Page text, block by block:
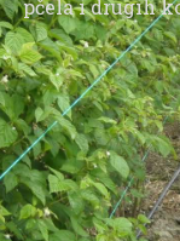
pčela i drugih